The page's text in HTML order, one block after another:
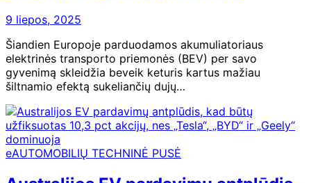
9 liepos, 2025
Šiandien Europoje parduodamos akumuliatoriaus
elektrinės transporto priemonės (BEV) per savo
gyvenimą skleidžia beveik keturis kartus mažiau
šiltnamio efektą sukeliančių dujų…
eAUTOMOBILIŲ TECHNINĖ PUSĖ